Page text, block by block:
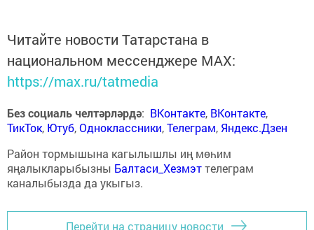
Читайте новости Татарстана в
национальном мессенджере MАХ:
https://max.ru/tatmedia
Без социаль челтәрләрдә: ВКонтакте, ВКонтакте,
ТикТок, Ютуб,Одноклассники,Телеграм, Яндекс.Дзен
Район тормышына кагылышлы иң мөһим
яңалыкларыбызны Балтаси_Хезмэттелеграм
каналыбызда да укыгыз.
Перейти на страницу новости